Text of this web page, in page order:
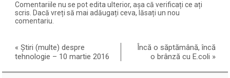
Comentariile nu se pot edita ulterior, așa că verificați ce ați
scris. Dacă vreți să mai adăugați ceva, lăsați un nou
comentariu.
«Știri (multe) despre
tehnologie – 10 martie 2016
Încă o săptămână, încă
o brânză cu E.coli »